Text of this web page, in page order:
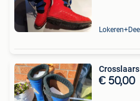
Crosslaars
€ 50,00